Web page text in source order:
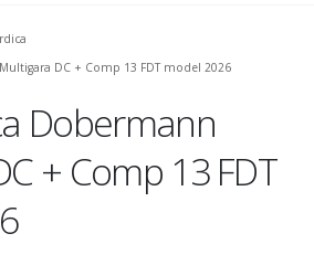
DC + Comp 13 FDT model 2026
Dobermann
+ Comp 13 FDT